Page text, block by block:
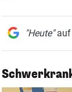
"Heute"auf
1/8